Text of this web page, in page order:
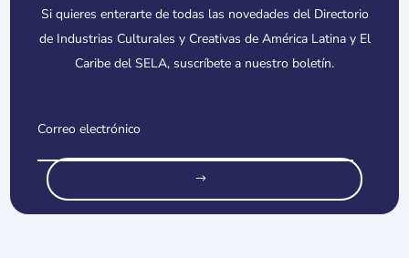
Si quieres enterarte de todas las novedades del Directorio
de Industrias Culturales y Creativas de América Latina y El
Caribe del SELA, suscríbete a nuestro boletín.